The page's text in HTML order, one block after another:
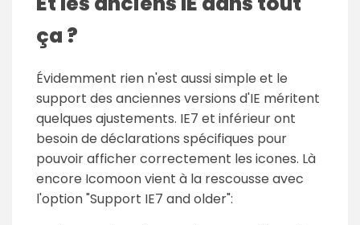
ça ?
Évidemment rien n'est aussi simple et le
support des anciennes versions d'IE méritent
quelques ajustements. IE7 et inférieur ont
besoin de déclarations spécifiques pour
pouvoir afficher correctement les icones. Là
encore Icomoon vient à la rescousse avec
l'option "Support IE7 and older":